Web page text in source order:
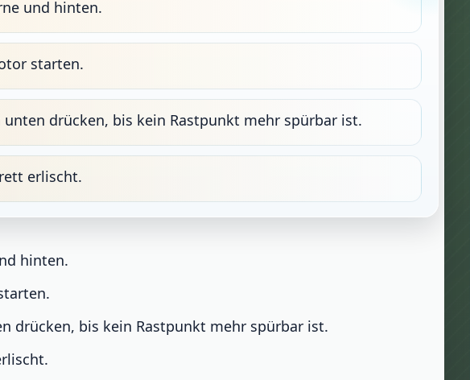
und hinten.
starten.
drücken, bis kein Rastpunkt mehr spürbar ist.
erlischt.
hinten.
drücken, bis kein Rastpunkt mehr spürbar ist.